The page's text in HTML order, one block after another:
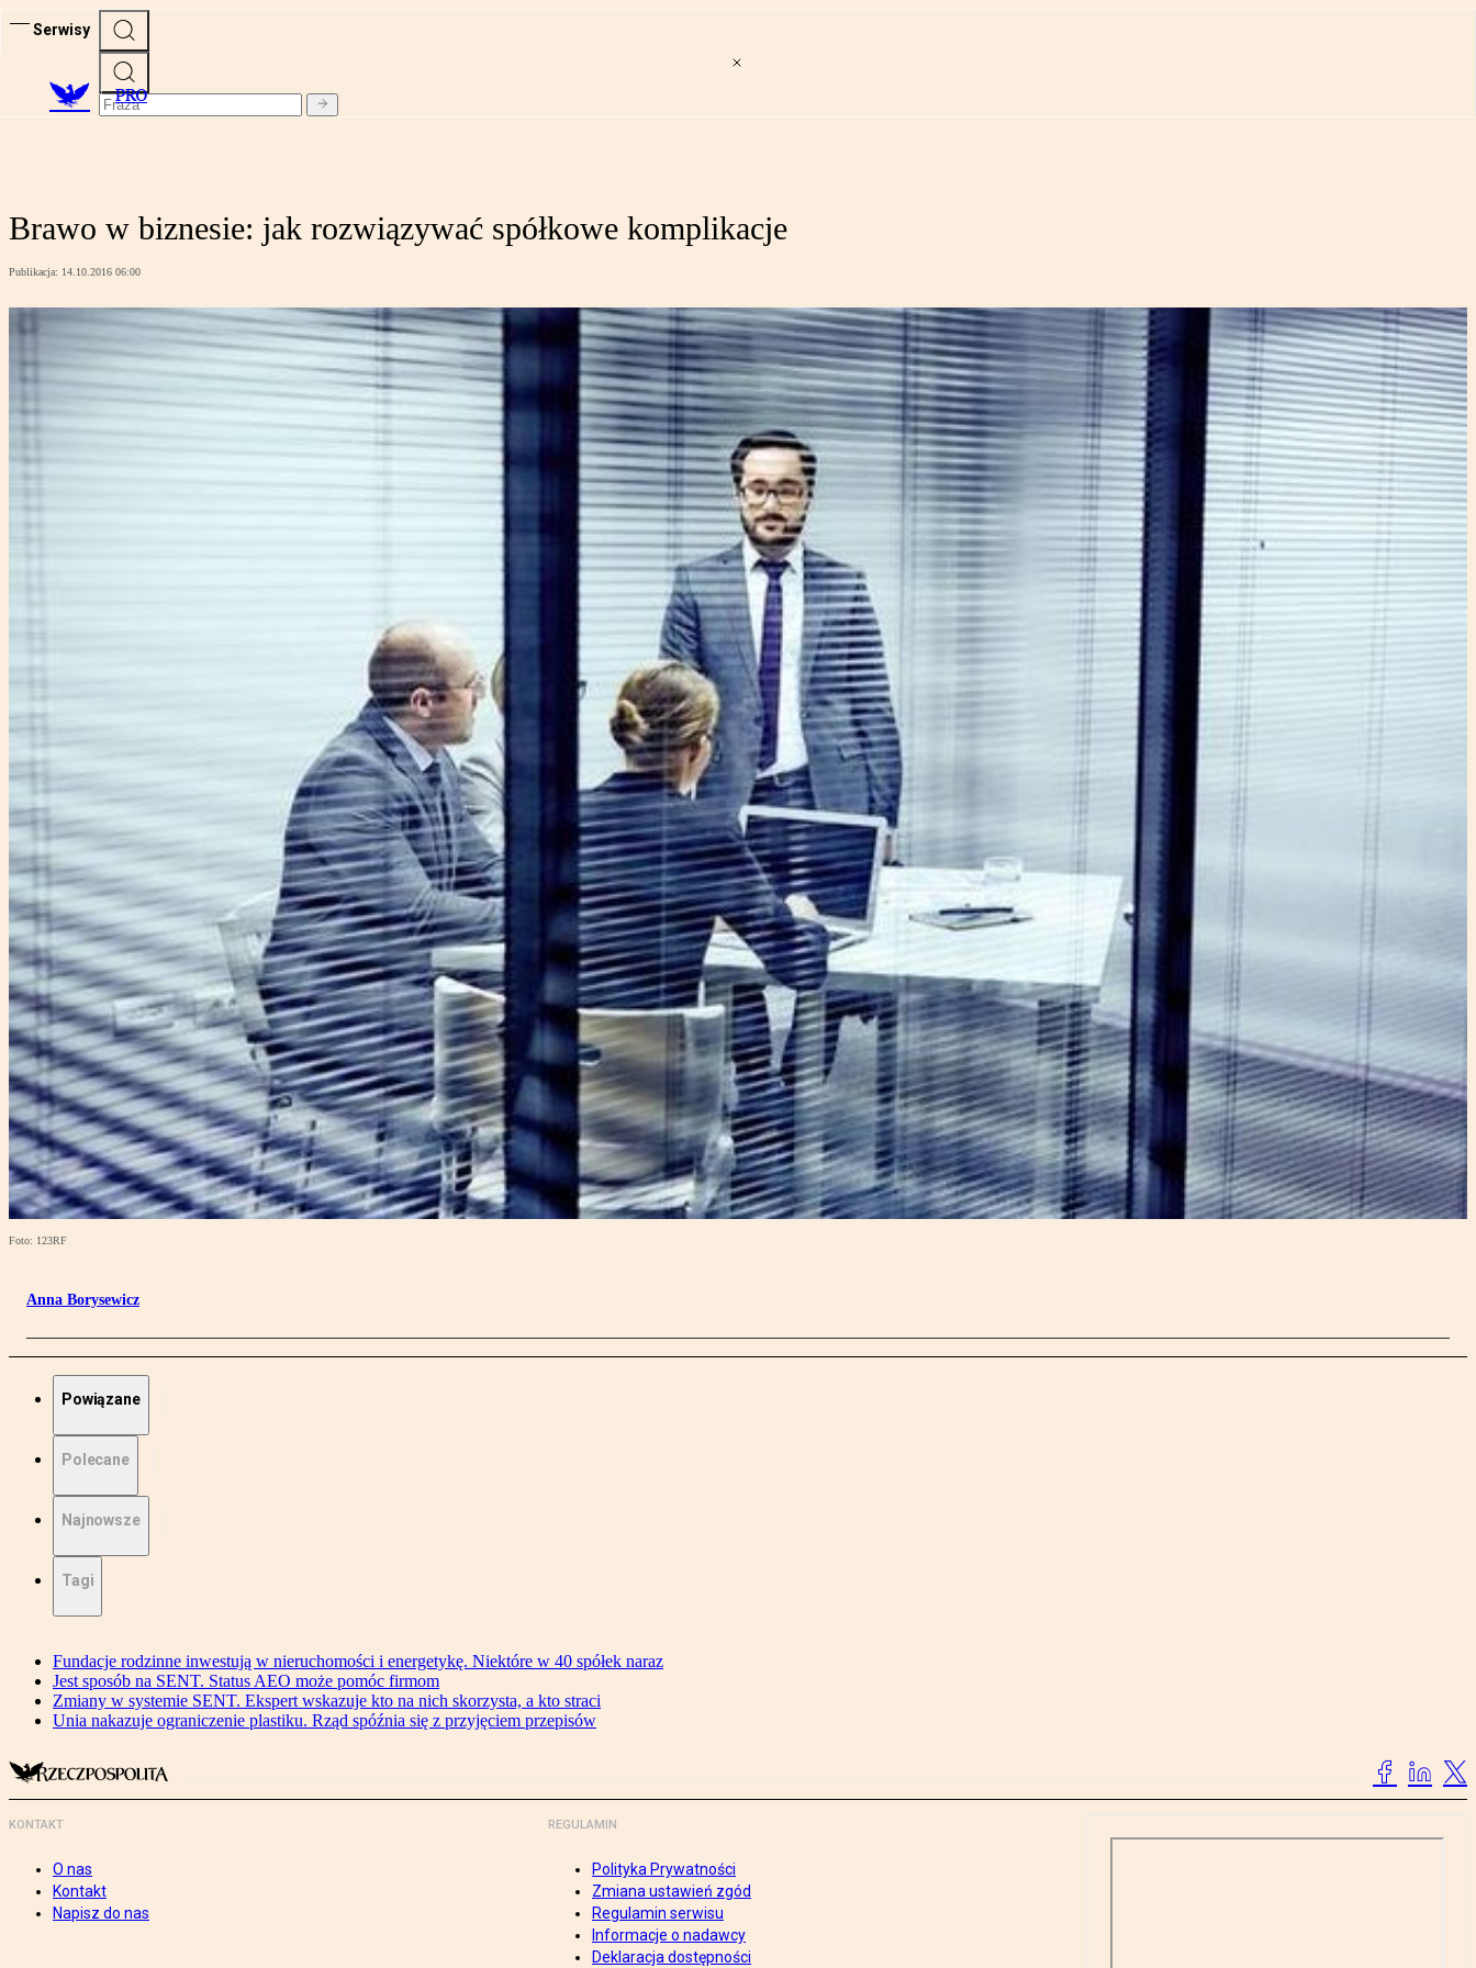
Serwisy
PRO
Brawo w biznesie: jak rozwiązywać spółkowe komplikacje
Publikacja: 14.10.2016 06:00
Foto: 123RF
Anna Borysewicz
Powiązane
Polecane
Najnowsze
Tagi
Fundacje rodzinne inwestują w nieruchomości i energetykę. Niektóre w 40 spółek naraz
Jest sposób na SENT. Status AEO może pomóc firmom
Zmiany w systemie SENT. Ekspert wskazuje kto na nich skorzysta, a kto straci
Unia nakazuje ograniczenie plastiku. Rząd spóźnia się z przyjęciem przepisów
KONTAKT
O nas
Kontakt
Napisz do nas
REGULAMIN
Polityka Prywatności
Zmiana ustawień zgód
Regulamin serwisu
Informacje o nadawcy
Deklaracja dostępności